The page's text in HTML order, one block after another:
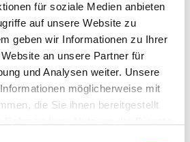
für soziale Medien anbieten
auf unsere Website zu
geben wir Informationen zu Ihrer
an unsere Partner für
und Analysen weiter. Unsere
möglicherweise mit
die Sie ihnen bereitgestellt